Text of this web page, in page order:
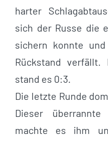
harter
sich der Russe die
sichern konnte
Rückstand
stand es 0:3.
Die letzte Runde
Dieser
machte es ihm